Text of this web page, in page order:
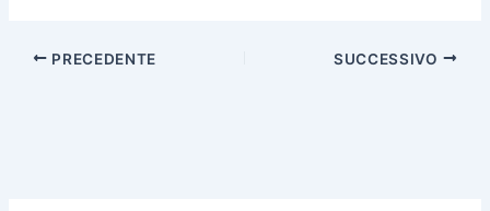
PRECEDENTE SUCCESSIVO